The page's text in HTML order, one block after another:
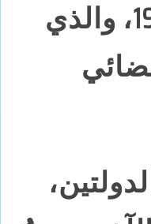
المتحدة لعام 1947، والذي